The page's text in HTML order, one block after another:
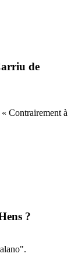
de
Contrairement à
?